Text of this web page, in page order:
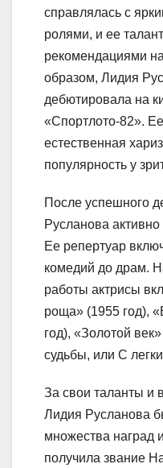
справлялась с
ролями, и ее
рекомендациями
образом, Лидия
дебютировала на
«Спортлото-82».
естественная
популярность у
После успешного
Русланова
Ее репертуар
комедий до драм.
работы актрисы
роща» (1955 год),
год), «Золотой
судьбы, или С
За свои таланты и
Лидия Русланова
множества наград
получила звание